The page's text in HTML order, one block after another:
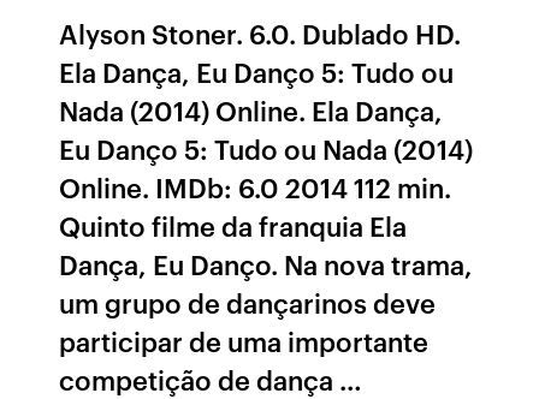
Alyson Stoner. 6.0. Dublado HD.
Ela Dança, Eu Danço 5: Tudo ou
Nada (2014) Online. Ela Dança,
Eu Danço 5: Tudo ou Nada (2014)
Online. IMDb: 6.0 2014 112 min.
Quinto filme da franquia Ela
Dança, Eu Danço. Na nova trama,
um grupo de dançarinos deve
participar de uma importante
competição de dança …